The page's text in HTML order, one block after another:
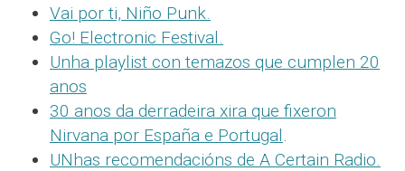
Vai por ti, Niño Punk.
Go! Electronic Festival.
Unha playlist con temazos que cumplen 20
anos
30 anos da derradeira xira que fixeron
Nirvana por España e Portugal.
UNhas recomendacións de A Certain Radio.